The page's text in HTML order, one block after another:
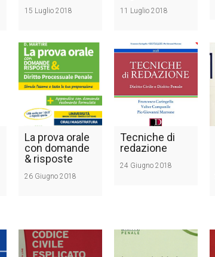
15 Luglio 2018 11 Luglio 2018
La prova orale
con domande
& risposte
26 Giugno 2018
Tecniche di
redazione
24 Giugno 2018